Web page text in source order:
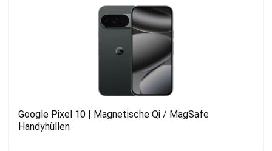
Google Pixel 10 | Magnetische Qi / MagSafe
Handyhüllen